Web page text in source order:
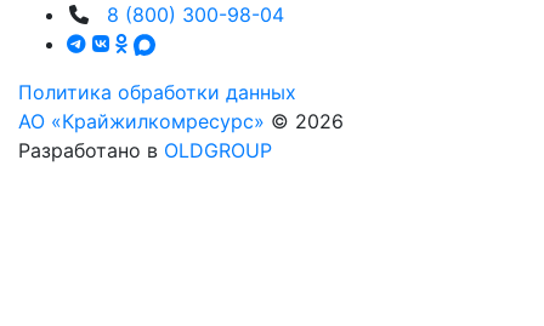
8 (800) 300-98-04
Политика обработки данных
АО «Крайжилкомресурс» © 2026
Разработано в OLDGROUP